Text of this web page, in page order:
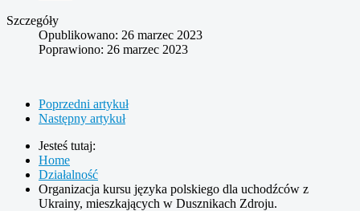
Szczegóły
Opublikowano: 26 marzec 2023
Poprawiono: 26 marzec 2023
Poprzedni artykuł
Następny artykuł
Jesteś tutaj:
Home
Działalność
Organizacja kursu języka polskiego dla uchodźców z
Ukrainy, mieszkających w Dusznikach Zdroju.